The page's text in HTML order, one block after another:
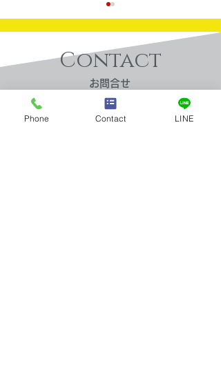
買取実績：ビール共通券
Contact
​お問合せ
お問合せはお電話またはメールに
Phone Contact LINE